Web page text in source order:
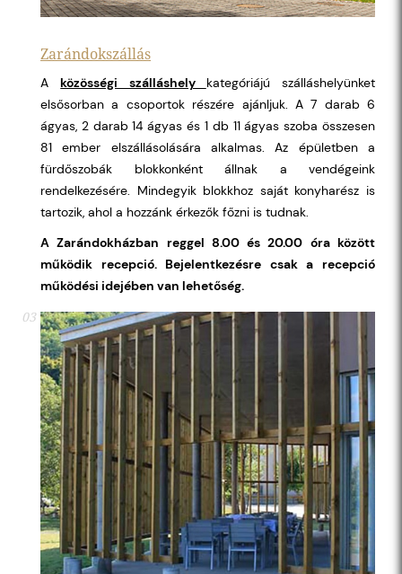
Zarándokszállás
Aközösségi szálláshely kategóriájú szálláshelyünket
elsősorban a csoportok részére ajánljuk. A 7 darab 6
ágyas, 2 darab 14 ágyas és 1 db 11 ágyas szoba összesen
81 ember elszállásolására alkalmas. Az épületben a
fürdőszobák blokkonként állnak a vendégeink
rendelkezésére. Mindegyik blokkhoz saját konyharész is
tartozik, ahol a hozzánk érkezők főzni is tudnak.
A Zarándokházban reggel 8.00 és 20.00 óra között
működik recepció. Bejelentkezésre csak a recepció
működési idejében van lehetőség.
03